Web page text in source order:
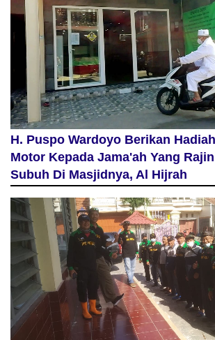
H. Puspo Wardoyo Berikan
Motor Kepada Jama'ah Yang
Subuh Di Masjidnya, Al Hijrah